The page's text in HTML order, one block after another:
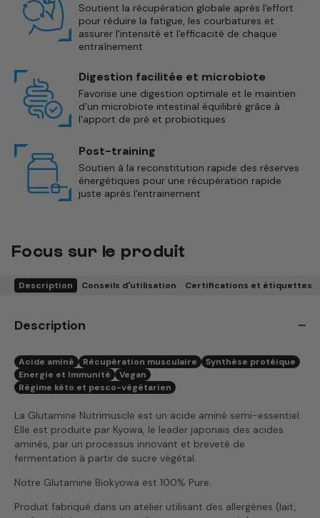
Soutient la récupération globale après l'effort
pour réduire la fatigue, les courbatures et
assurer l'intensité et l'efficacité de chaque
entraînement
Digestion facilitée et microbiote
Favorise une digestion optimale et le maintien
d’un microbiote intestinal équilibré grâce à
l'apport de pré et probiotiques
Post-training
Soutien à la reconstitution rapide des réserves
énergétiques pour une récupération rapide
juste après l'entrainement
Focus sur le produit
Description Conseils d'utilisation Certifications et étiquettes
Description
Acide aminé Récupération musculaire
Synthèse protéique
Energie et Immunité
Vegan
Régime kéto et pesco-végétarien
La Glutamine Nutrimuscle est un acide aminé semi-essentiel.
Elle est produite par Kyowa, le leader japonais des acides
aminés, par un processus innovant et breveté de
fermentation à partir de sucre végétal.
Notre Glutamine Biokyowa est 100% Pure.
Produit fabriqué dans un atelier utilisant des allergènes (lait,